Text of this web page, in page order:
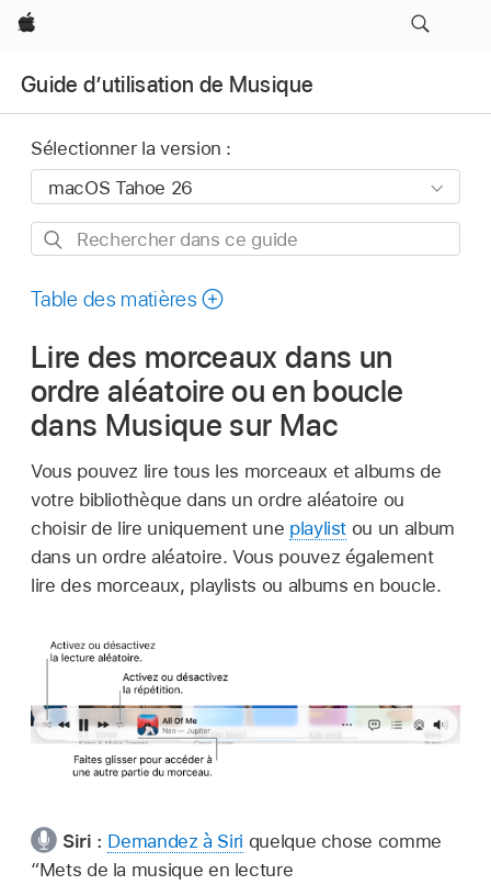
Apple
Guide d’utilisation de Musique
Sélectionner la version :
Rechercher
ce
Table des matières
Lire des morceaux dans un
ordre aléatoire ou en boucle
dans Musique sur Mac
Vous pouvez lire tous les morceaux et albums de
votre bibliothèque dans un ordre aléatoire ou
choisir de lire uniquement une playlist ou un album
dans un ordre aléatoire. Vous pouvez également
lire des morceaux, playlists ou albums en boucle.
Siri : Demandez à Siri quelque chose comme
“Mets de la musique en lecture